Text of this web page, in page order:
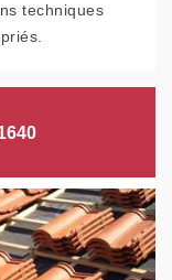
techniques